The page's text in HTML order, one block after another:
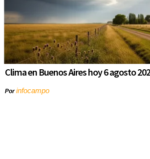
Clima en Buenos Aires hoy 6 agosto
Porinfocampo